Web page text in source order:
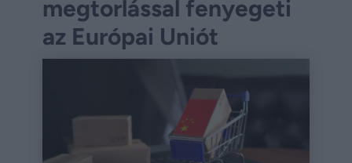
megtorlással fenyegeti
az Európai Uniót